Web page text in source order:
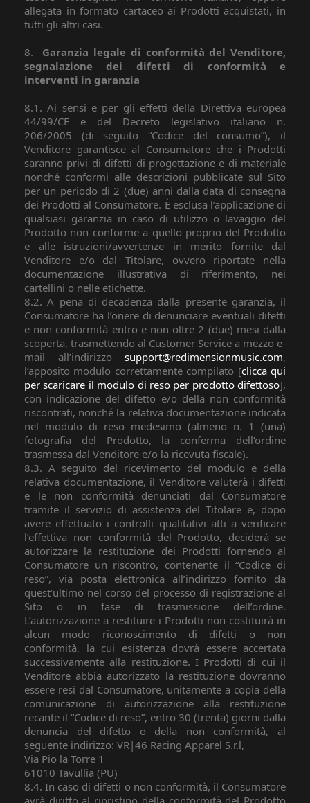
allegata in formato cartaceo ai Prodotti acquistati, in
tutti gli altri casi.
8.
Garanzia legale di conformità del Venditore,
segnalazione dei difetti di conformità e
interventi in garanzia
8.1. Ai sensi e per gli effetti della Direttiva europea
44/99/CE e del Decreto legislativo italiano n.
206/2005 (di seguito “Codice del consumo”), il
Venditore garantisce al Consumatore che i Prodotti
saranno privi di difetti di progettazione e di materiale
nonché conformi alle descrizioni pubblicate sul Sito
per un periodo di 2 (due) anni dalla data di consegna
dei Prodotti al Consumatore. È esclusa l’applicazione di
qualsiasi garanzia in caso di utilizzo o lavaggio del
Prodotto non conforme a quello proprio del Prodotto
e alle istruzioni/avvertenze in merito fornite dal
Venditore e/o dal Titolare, ovvero riportate nella
documentazione illustrativa di riferimento, nei
cartellini o nelle etichette.
8.2. A pena di decadenza dalla presente garanzia, il
Consumatore ha l’onere di denunciare eventuali difetti
e non conformità entro e non oltre 2 (due) mesi dalla
scoperta, trasmettendo al Customer Service a mezzo e-
mail all’indirizzo support@redimensionmusic.com,
l’apposito modulo correttamente compilato [clicca qui
per scaricare il modulo di reso per prodotto difettoso],
con indicazione del difetto e/o della non conformità
riscontrati, nonché la relativa documentazione indicata
nel modulo di reso medesimo (almeno n. 1 (una)
fotografia del Prodotto, la conferma dell’ordine
trasmessa dal Venditore e/o la ricevuta fiscale).
8.3. A seguito del ricevimento del modulo e della
relativa documentazione, il Venditore valuterà i difetti
e le non conformità denunciati dal Consumatore
tramite il servizio di assistenza del Titolare e, dopo
avere effettuato i controlli qualitativi atti a verificare
l’effettiva non conformità del Prodotto, deciderà se
autorizzare la restituzione dei Prodotti fornendo al
Consumatore un riscontro, contenente il “Codice di
reso”, via posta elettronica all’indirizzo fornito da
quest’ultimo nel corso del processo di registrazione al
Sito o in fase di trasmissione dell’ordine.
L’autorizzazione a restituire i Prodotti non costituirà in
alcun modo riconoscimento di difetti o non
conformità, la cui esistenza dovrà essere accertata
successivamente alla restituzione. I Prodotti di cui il
Venditore abbia autorizzato la restituzione dovranno
essere resi dal Consumatore, unitamente a copia della
comunicazione di autorizzazione alla restituzione
recante il “Codice di reso”, entro 30 (trenta) giorni dalla
denuncia del difetto o della non conformità, al
seguente indirizzo: VR|46 Racing Apparel S.r.l,
Via Pio la Torre 1
61010 Tavullia (PU)
8.4. In caso di difetti o non conformità, il Consumatore
avrà diritto al ripristino della conformità del Prodotto